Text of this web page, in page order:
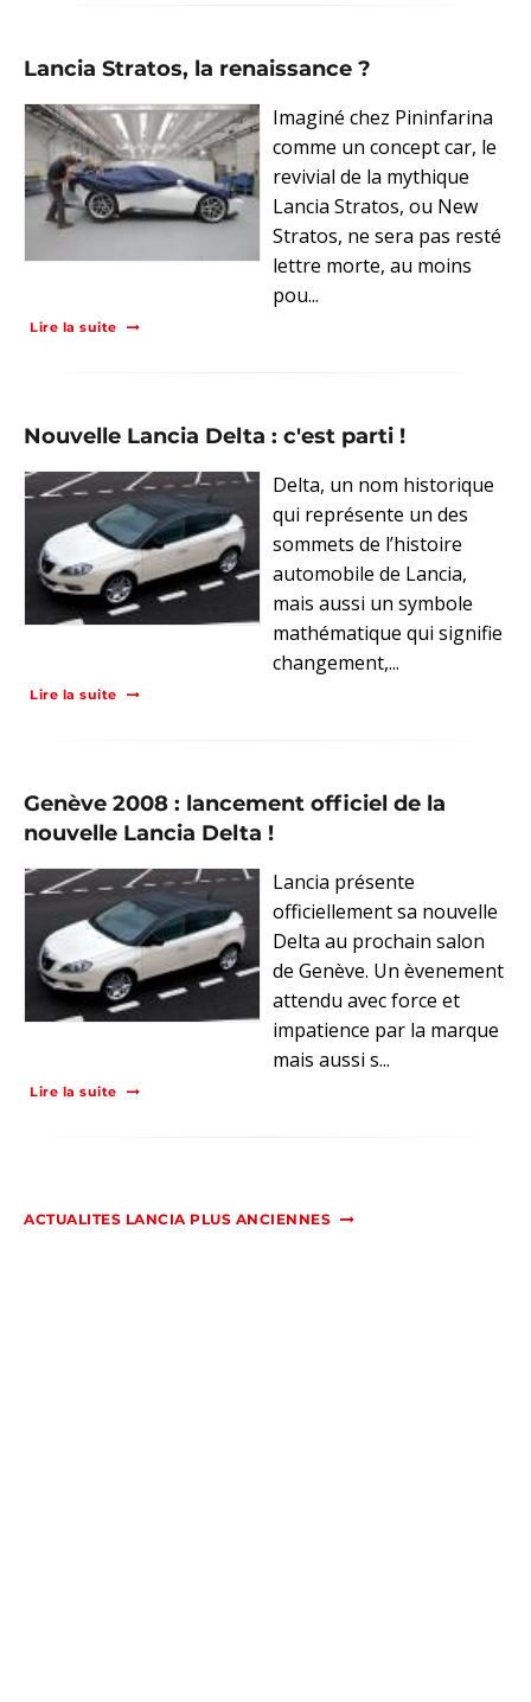
Lancia Stratos, la renaissance ?
Imaginé chez Pininfarina
comme un concept car, le
revivial de la mythique
Lancia Stratos, ou New
Stratos, ne sera pas resté
lettre morte, au moins
pou...
Lire la suite
Nouvelle Lancia Delta : c'est parti !
Delta, un nom historique
qui représente un des
sommets de l’histoire
automobile de Lancia,
mais aussi un symbole
mathématique qui signifie
changement,...
Lire la suite
Genève 2008 : lancement officiel de la
nouvelle Lancia Delta !
Lancia présente
officiellement sa nouvelle
Delta au prochain salon
de Genève. Un èvenement
attendu avec force et
impatience par la marque
mais aussi s...
Lire la suite
ACTUALITES LANCIA PLUS ANCIENNES